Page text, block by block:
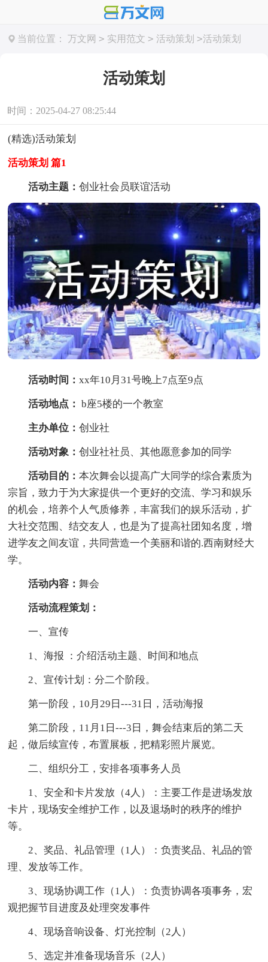
当前位置： 万文网 > 实用范文 > 活动策划 >活动策划
活动策划
时间：2025-04-27 08:25:44
(精选)活动策划
活动策划 篇1
活动主题：创业社会员联谊活动
活动时间：xx年10月31号晚上7点至9点
活动地点： b座5楼的一个教室
主办单位：创业社
活动对象：创业社社员、其他愿意参加的同学
活动目的：本次舞会以提高广大同学的综合素质为
宗旨，致力于为大家提供一个更好的交流、学习和娱乐
的机会，培养个人气质修养，丰富我们的娱乐活动，扩
大社交范围、结交友人，也是为了提高社团知名度，增
进学友之间友谊，共同营造一个美丽和谐的.西南财经大
学。
活动内容：舞会
活动流程策划：
一、宣传
1、海报 ：介绍活动主题、时间和地点
2、宣传计划：分二个阶段。
第一阶段，10月29日---31日，活动海报
第二阶段，11月1日---3日，舞会结束后的第二天
起，做后续宣传，布置展板，把精彩照片展览。
二、组织分工，安排各项事务人员
1、安全和卡片发放（4人）：主要工作是进场发放
卡片，现场安全维护工作，以及退场时的秩序的维护
等。
2、奖品、礼品管理（1人）：负责奖品、礼品的管
理、发放等工作。
3、现场协调工作（1人）：负责协调各项事务，宏
观把握节目进度及处理突发事件
4、现场音响设备、灯光控制（2人）
5、选定并准备现场音乐（2人）